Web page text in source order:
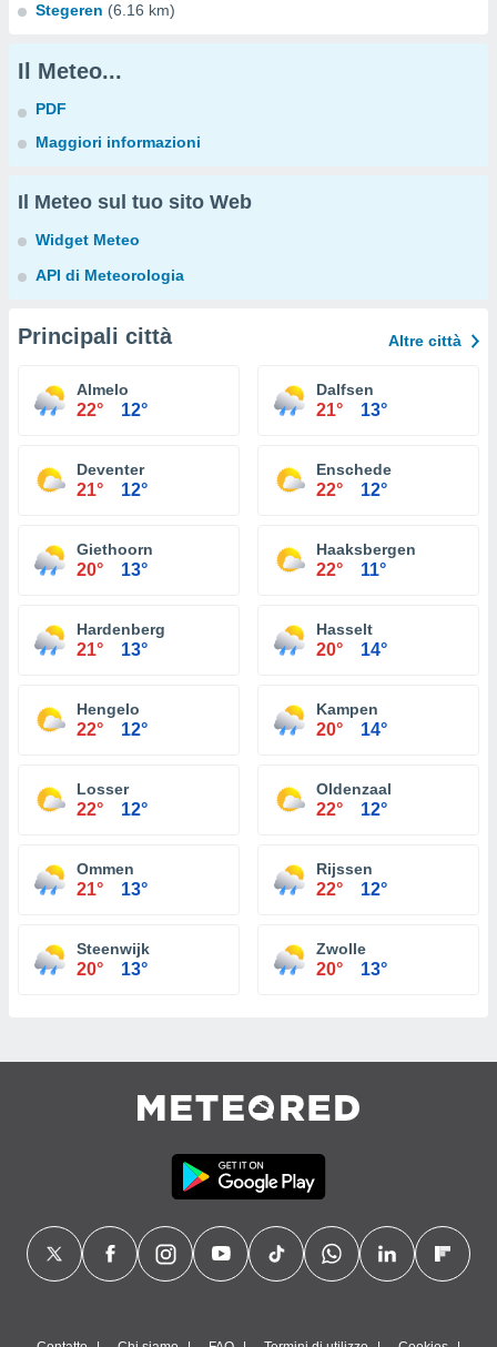
Stegeren (6.16 km)
Il Meteo...
PDF
Maggiori informazioni
Il Meteo sul tuo sito Web
Widget Meteo
API di Meteorologia
Principali città Altre città
Almelo
22° 12°
Dalfsen
21° 13°
Deventer
21° 12°
Enschede
22° 12°
Giethoorn
20° 13°
Haaksbergen
22° 11°
Hardenberg
21° 13°
Hasselt
20° 14°
Hengelo
22° 12°
Kampen
20° 14°
Losser
22° 12°
Oldenzaal
22° 12°
Ommen
21° 13°
Rijssen
22° 12°
Steenwijk
20° 13°
Zwolle
20° 13°